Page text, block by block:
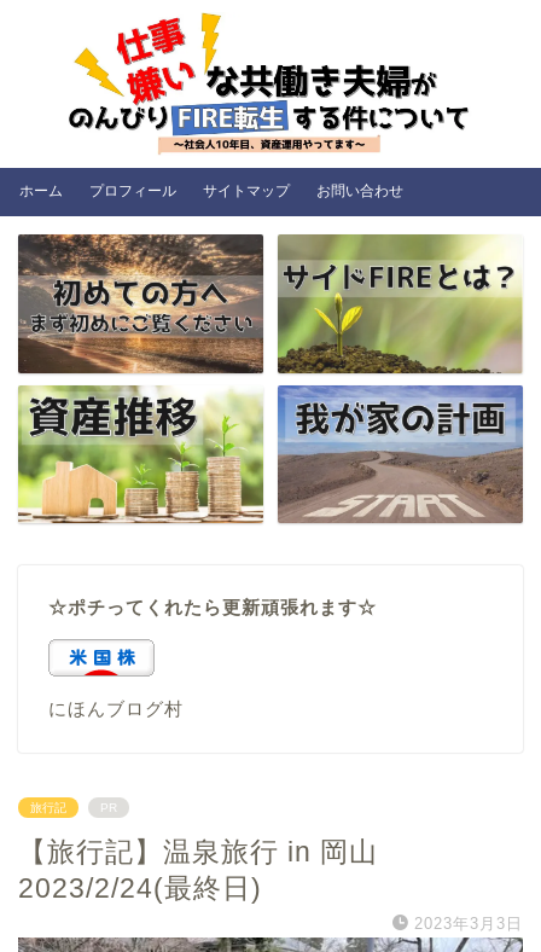
ホーム プロフィール サイトマップ お問い合わせ
☆ポチってくれたら更新頑張れます☆
にほんブログ村
旅行記 PR
【旅行記】温泉旅行 in 岡山
2023/2/24(最終日)
2023年3月3日